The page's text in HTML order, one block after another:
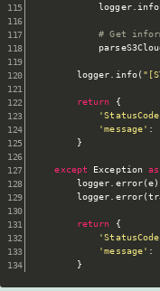
            logger
.info
# Get
        logger
. info(
return
{
'message' :
}
except Exception as
        logger
. error(e)
        logger
. error(
return
{
'message' :
}